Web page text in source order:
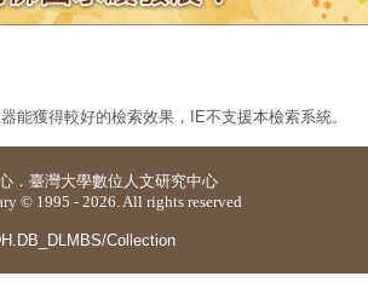
能獲得較好的檢索效果，IE不支援本檢索系統。
． 臺灣大學數位人文研究中心
© 1995 - 2026. All rights reserved
Collection